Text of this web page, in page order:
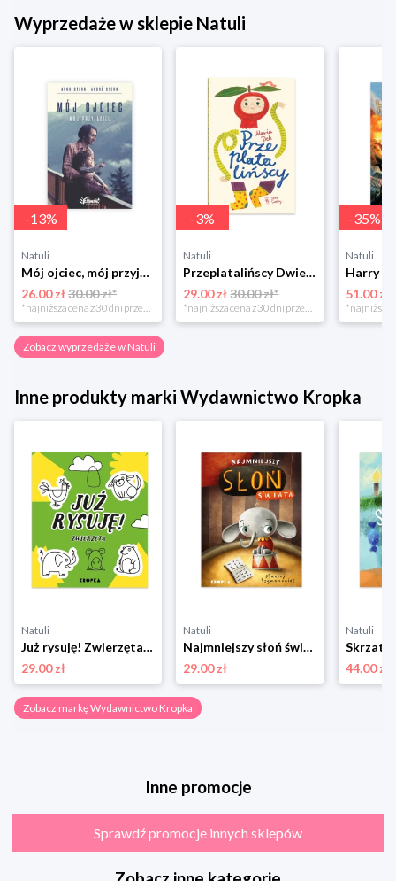
Wyprzedaże w sklepie Natuli
-13%
Natuli
Mój ojciec, mój przyjaciel Element
26.00 zł30.00 zł*
*najniższa cena z 30 dni przed obniżką
-3%
Natuli
Przeplatalińscy Dwie siostry
29.00 zł 30.00 zł*
*najniższa cena z 30 dni przed obniżką
-35%
Natuli
51.00 zł
Zobacz wyprzedaże w Natuli
Inne produkty marki Wydawnictwo Kropka
Natuli
Już rysuję! Zwierzęta Wydawnictwo kropka
29.00 zł
Natuli
Najmniejszy słoń świata Wydawnictwo kropka
29.00 zł
Natuli
44.00 zł
Zobacz markę Wydawnictwo Kropka
Inne promocje
Sprawdź promocje innych sklepów